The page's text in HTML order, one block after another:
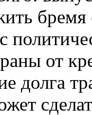
бремя
от
долга